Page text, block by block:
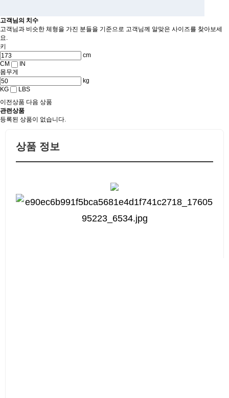
고객님의 치수
고객님과 비슷한 체형을 가진 분들을 기준으로 고객님께 알맞은 사이즈를 찾아보세
요.
키
cm
CM
IN
몸무게
kg
KG
LBS
이전상품 다음 상품
관련상품
등록된 상품이 없습니다.
상품 정보